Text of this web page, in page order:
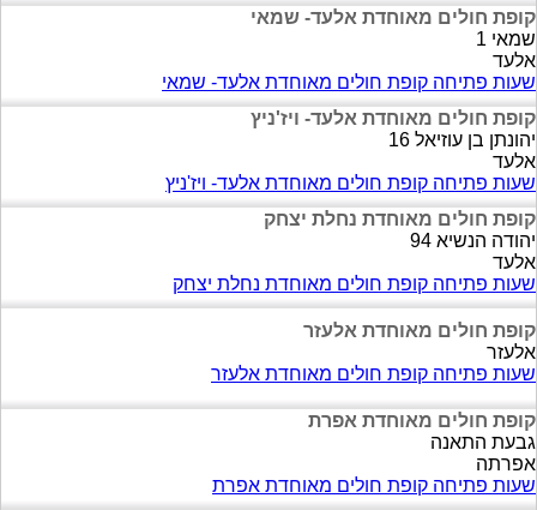
קופת חולים מאוחדת אלעד- שמאי
שמאי 1
אלעד
שעות פתיחה קופת חולים מאוחדת אלעד- שמאי
קופת חולים מאוחדת אלעד- ויז'ניץ
יהונתן בן עוזיאל 16
אלעד
שעות פתיחה קופת חולים מאוחדת אלעד- ויז'ניץ
קופת חולים מאוחדת נחלת יצחק
יהודה הנשיא 94
אלעד
שעות פתיחה קופת חולים מאוחדת נחלת יצחק
קופת חולים מאוחדת אלעזר
אלעזר
שעות פתיחה קופת חולים מאוחדת אלעזר
קופת חולים מאוחדת אפרת
גבעת התאנה
אפרתה
שעות פתיחה קופת חולים מאוחדת אפרת